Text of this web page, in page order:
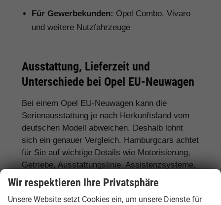
Für Gewerbekunden: Opel Combo, Vivaro
und weitere Nutzfahrzeuge
Ausstattung, Lieferzeit und
Unterschiede bei Opel EU-Neuwagen
Bei einem Opel EU-Neuwagen kann die
Serienausstattung je nach Herkunftsland vom
deutschen Modell abweichen. Deshalb lohnt
sich ein genauer Vergleich. Hamburgcars achtet
für Sie auf wichtige Details wie Motorisierung,
Getriebe, Ausstattungslinie, Assistenzsysteme,
Lieferzeit, Garantie und Fahrzeugdokumente.
Häufig gefragte Ausstattungen sindLED-
Wir respektieren Ihre Privatsphäre
Unsere Website setzt Cookies ein, um unsere Dienste für